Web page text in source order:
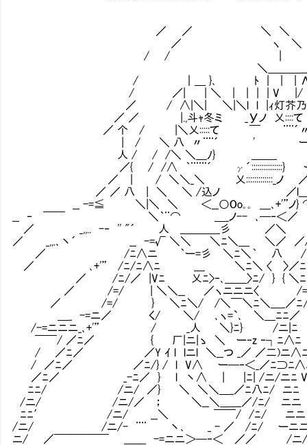
／ ／ ＼ ＼
／ ヽ ＼
/ / |
＼＿＿＿__ | /,
/ ｜＿ }､ ﾄ | | | Λ
/ ／| | ＼ | | | | V |/ | | ＿ ＼
／ / ∧|＼| ＼|＼l l |ｨ灯芥乃
／ ／ |.,斗ｬ冬ミ _Уノ 乂::::て |イ 八 | ＼
／ 个 / |＼乂:::::て ￣ ¨¨´〃 /／
| / ＼ 八 〃¨¨´ ' ー彳＼ ＼＼＿_ノ
人 / / /＼ ＼＿ﾉ} ＿＿_ |
／{ / /∧ ｀¨¨¨´ γ´:::::::::::::::} ー
／ ｜ / ＼＼_＼ 乂:::::::::::::_ノ ／
／ ／ 八 | ＼ ＼ /込ノ ／l_
__ -=≦ ＼|＼ ＼ ＜__○Oo｡｡ ＿､+'”ノ} ⌒
__ ‐ ￣￣ ＼｀¨⌒ ＿_ノ-- ､
／ _,,.. -‐ '' "´ 人 _＿＿＿_彡 ／＼
／ _,,.､丶´ __ -=√ ＼＼ ＼ﾆ＼＿ ＼／ ／/
／ /ﾆ∧ニ ｀ー=彡 ＼ﾆ＼｀ 八 /ニ/ 乂
／ ､+'” /ﾆ/ﾆ∧ﾆ ＿ ＼ﾆ＼ 〈 〉／ﾆ／ _ニ
／ /ﾆ/／ |Vﾆ 乂ﾆ>‐､＿＿〉ﾆ/ } { ＼ﾆr「
／ /=/ | ＼＼__ ／ヽニニニ〈 /=l ＼
／ /=/ } ＼ﾆ＼/ /＼￣＼ﾆ＼＿
＿_ -=ニ／ く/ ＼/ ､ヽ=`､ ＼＿ﾆ
/-=ニニニ_､+'” / _人 ＼}ﾆ} /ニ|ﾆ ＼
￣￣/ ／ﾆ／ { 厂|ニ|ゝ ＼ ー‐z ‐┐ﾆ∧
/ ／ﾆ／ ／Y ｲ l lニl ＼__つ _／ ／二)
/ ／ﾆ／ ／ﾆ/} / l V∧ ー─‐＜_
／ﾆ／ _-ﾆ／ } l 丶∧ | |ﾆ| /ニ/ニﾆ V
ﾆﾆ/ /ニ/ ／} ＼ ＼＼＿_／ﾆ八
/ニ/ /ニ/／ ； ＼__＼＿___／/ﾆ/
ﾆﾆ′ /ニ/ __＼ ￣￣/ /ﾆ/ ニ
/ニ/ /ニ/- ¨¨ 丶､ _ - ／ /ﾆ/ ーニニ
ニ/ ／￣￣￣￣￣ ＿＿ -=ニニ＞─‐＜